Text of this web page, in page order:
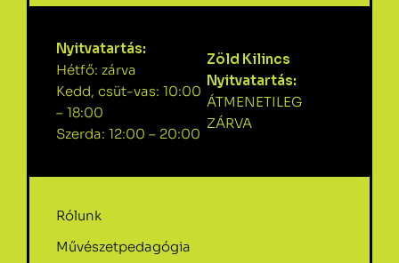
Nyitvatartás:
Hétfő: zárva
Kedd, csüt-vas: 10:00
– 18:00
Szerda: 12:00 – 20:00
Zöld Kilincs
Nyitvatartás:
ÁTMENETILEG
ZÁRVA
Rólunk
Művészetpedagógia